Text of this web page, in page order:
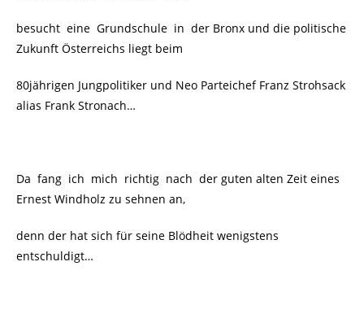
besucht eine Grundschule in der Bronx und die politische
Zukunft Österreichs liegt beim
80jährigen Jungpolitiker und Neo Parteichef Franz Strohsack
alias Frank Stronach…
Da fang ich mich richtig nach der guten alten Zeit eines
Ernest Windholz zu sehnen an,
denn der hat sich für seine Blödheit wenigstens
entschuldigt…